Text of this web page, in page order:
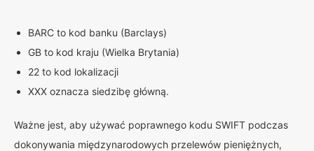
BARC to kod banku (Barclays)
GB to kod kraju (Wielka Brytania)
22 to kod lokalizacji
XXX oznacza siedzibę główną.
Ważne jest, aby używać poprawnego kodu SWIFT podczas
dokonywania międzynarodowych przelewów pieniężnych,